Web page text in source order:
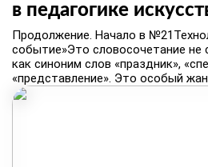
в педагогике
​Продолжение. Начало в
событие»Это словосочетание не
как синоним слов «праздник»,
«представление». Это особый